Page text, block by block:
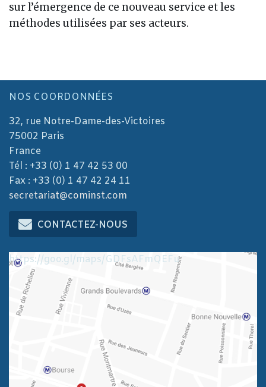
sur l’émergence de ce nouveau service et les
méthodes utilisées par ses acteurs.
NOS COORDONNÉES
32, rue Notre-Dame-des-Victoires
75002 Paris
France
Tél : +33 (0) 1 47 42 53 00
Fax : +33 (0) 1 47 42 24 11
secretariat@cominst.com
CONTACTEZ-NOUS
https://goo.gl/maps/GDFsAFmQEFu